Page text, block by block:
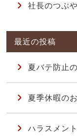
社長のつぶ
夏バテ防止
夏季休暇の
ハラスメン